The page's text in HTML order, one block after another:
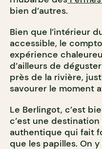
bien d’autres.
Bien que l’intérieur
accessible, le
expérience
d’ailleurs de
près de la rivière,
savourer le moment
Le Berlingot, c’est
c’est une
authentique qui fait
que les papilles. On